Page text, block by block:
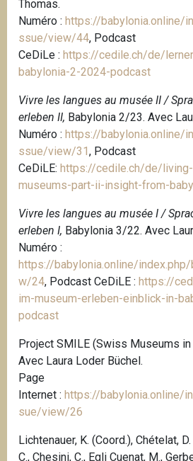
Thomas.
Numéro : https://babylonia.online/
ssue/view/44, Podcast
CeDiLe : https://cedile.ch/de/
babylonia-2-2024-podcast
Vivre les langues au musée II /
erleben II, Babylonia 2/23. Avec
Numéro : https://babylonia.online/
ssue/view/31, Podcast
CeDiLE: https://cedile.ch/de/
museums-part-ii-insight-from-
Vivre les langues au musée I /
erleben I, Babylonia 3/22. Avec
Numéro :
https://babylonia.online/
w/24, Podcast CeDiLE : https://
im-museum-erleben-einblick-in-
podcast
Project SMILE (Swiss Museums in
Avec Laura Loder Büchel.
Page
Internet : https://babylonia.online/
sue/view/26
Lichtenauer, K. (Coord.), Chételat,
C., Chesini, C., Egli Cuenat, M.,